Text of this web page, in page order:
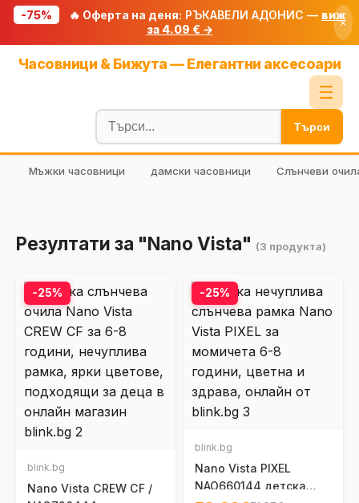
-75% 🔥 Оферта на деня: РЪКАВЕЛИ АДОНИС — виж
за 4.09 € →
×
Часовници & Бижута — Елегантни аксесоари
☰
Блог
🧮 Калкулатори
🔍 Намери продукт
Търси
Мъжки часовници дамски часовници Слънчеви
Резултати за "Nano Vista" (3 продукта)
-25%
blink.bg
Nano Vista CREW CF /
-25%
blink.bg
Nano Vista PIXEL
NAO660144 детска